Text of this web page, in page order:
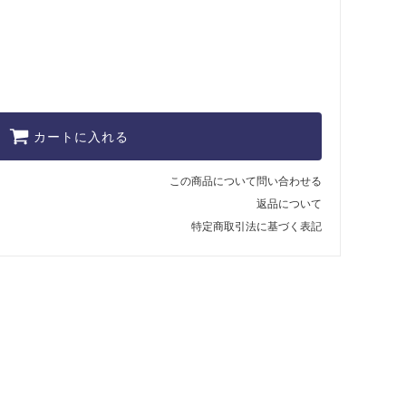
カートに入れる
この商品について問い合わせる
返品について
特定商取引法に基づく表記